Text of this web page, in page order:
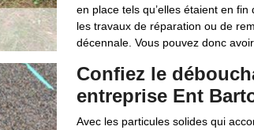
en place tels qu’elles étaient en
les travaux de réparation ou de
décennale. Vous pouvez donc
Confiez le
entreprise Ent
Avec les particules solides qui